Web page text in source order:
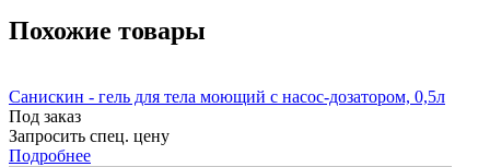
Похожие товары
Санискин - гель для тела моющий с насос-дозатором, 0,5л
Под заказ
Запросить спец. цену
Подробнее